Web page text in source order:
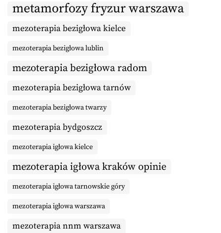
metamorfozy fryzur warszawa
mezoterapia bezigłowa kielce
mezoterapia bezigłowa lublin
mezoterapia bezigłowa radom
mezoterapia bezigłowa tarnów
mezoterapia bezigłowa twarzy
mezoterapia bydgoszcz
mezoterapia igłowa kielce
mezoterapia igłowa kraków opinie
mezoterapia igłowa tarnowskie góry
mezoterapia igłowa warszawa
mezoterapia nnm warszawa